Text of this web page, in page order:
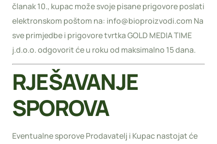
članak 10., kupac može svoje pisane prigovore poslati
elektronskom poštom na: info@bioproizvodi.com Na
sve primjedbe i prigovore tvrtka GOLD MEDIA TIME
j.d.o.o. odgovorit će u roku od maksimalno 15 dana.
RJEŠAVANJE
SPOROVA
Eventualne sporove Prodavatelj i Kupac nastojat će